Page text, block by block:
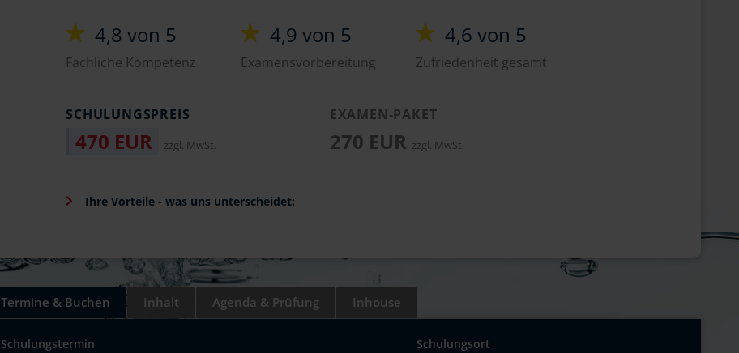
4,8 von 5
Fachliche Kompetenz
4,9 von 5
Examensvorbereitung
4,6 von 5
Zufriedenheit gesamt
SCHULUNGSPREIS
470 EUR zzgl. MwSt.
EXAMEN-PAKET
270 EUR zzgl. MwSt.
Ihre Vorteile - was uns unterscheidet:
Termine & Buchen Inhalt Agenda & Prüfung Inhouse
Schulungstermin Schulungsort